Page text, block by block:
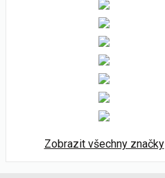
Zobrazit všechny značky